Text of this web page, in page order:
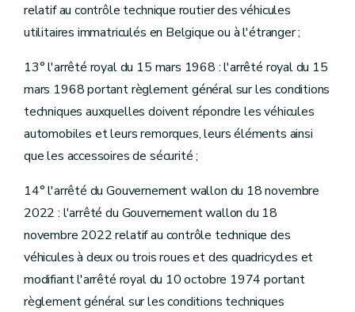
relatif au contrôle technique routier des véhicules
utilitaires immatriculés en Belgique ou à l'étranger ;
13° l'arrêté royal du 15 mars 1968 : l'arrêté royal du 15
mars 1968 portant règlement général sur les conditions
techniques auxquelles doivent répondre les véhicules
automobiles et leurs remorques, leurs éléments ainsi
que les accessoires de sécurité ;
14° l'arrêté du Gouvernement wallon du 18 novembre
2022 : l'arrêté du Gouvernement wallon du 18
novembre 2022 relatif au contrôle technique des
véhicules à deux ou trois roues et des quadricycles et
modifiant l'arrêté royal du 10 octobre 1974 portant
règlement général sur les conditions techniques